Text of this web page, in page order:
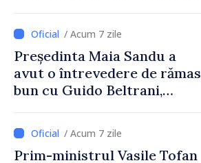
/ Acum 7 zile
Președinta Maia Sandu a
avut o întrevedere de rămas
bun cu Guido Beltrani,
Cooperare al Elveției în
Republica Moldova
/ Acum 7 zile
Prim-ministrul Vasile Tofan